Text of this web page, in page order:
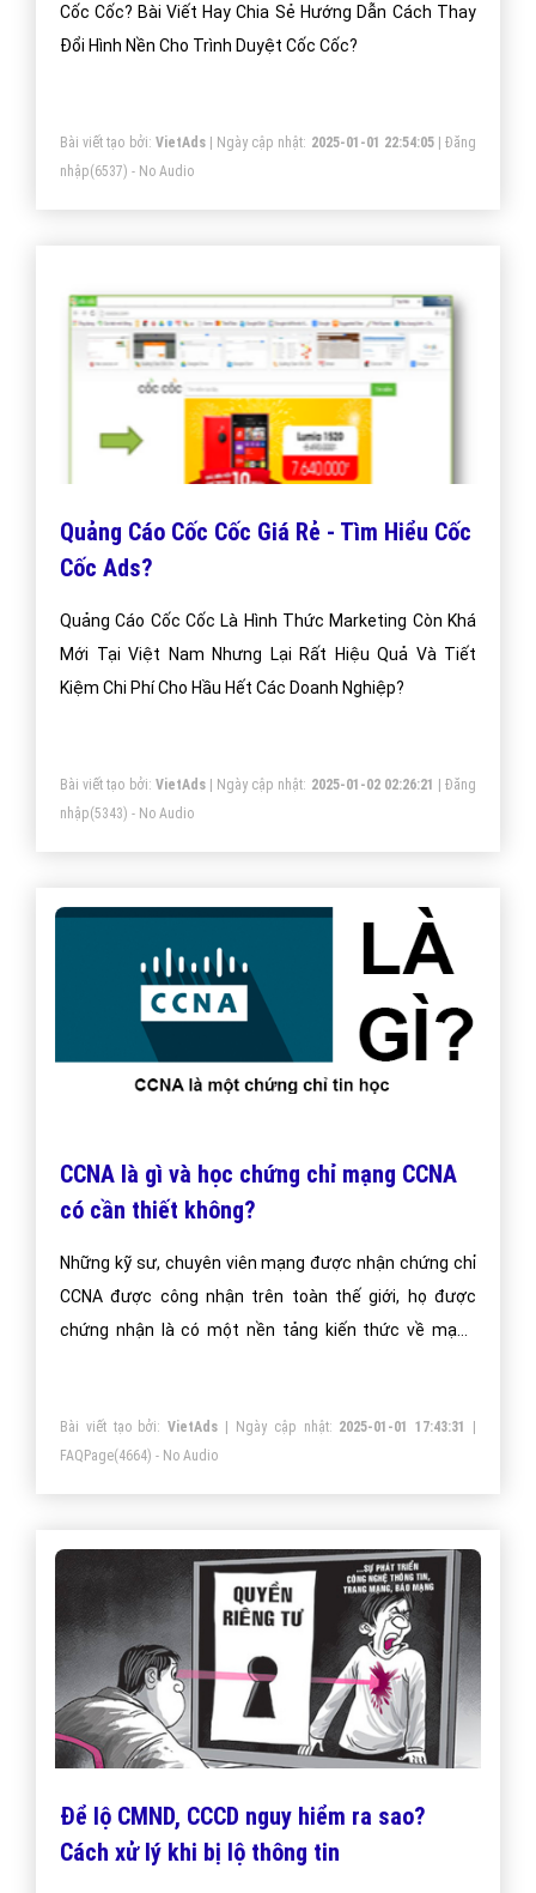
Cốc Cốc? Bài Viết Hay Chia Sẻ Hướng Dẫn Cách Thay
Đổi Hình Nền Cho Trình Duyệt Cốc Cốc?
Bài viết tạo bởi: VietAds| Ngày cập nhật: 2025-01-01 22:54:05|Đăng
nhập(6537) - No Audio
Quảng Cáo Cốc Cốc Giá Rẻ - Tìm Hiểu Cốc
Cốc Ads?
Quảng Cáo Cốc Cốc Là Hình Thức Marketing Còn Khá
Mới Tại Việt Nam Nhưng Lại Rất Hiệu Quả Và Tiết
Kiệm Chi Phí Cho Hầu Hết Các Doanh Nghiệp?
Bài viết tạo bởi: VietAds| Ngày cập nhật: 2025-01-02 02:26:21 |Đăng
nhập(5343) - No Audio
CCNA là gì và học chứng chỉ mạng CCNA
có cần thiết không?
Những kỹ sư, chuyên viên mạng được nhận chứng chỉ
CCNA được công nhận trên toàn thế giới, họ được
chứng nhận là có một nền tảng kiến thức về mạng
Bài viết tạo bởi:VietAds | Ngày cập nhật: 2025-01-01 17:43:31
|
FAQPage(4664) - No Audio
Để lộ CMND, CCCD nguy hiểm ra sao?
Cách xử lý khi bị lộ thông tin